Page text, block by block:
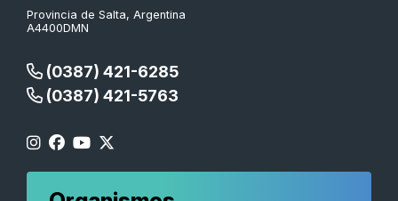
Provincia de Salta, Argentina
A4400DMN
(0387) 421-6285
(0387) 421-5763